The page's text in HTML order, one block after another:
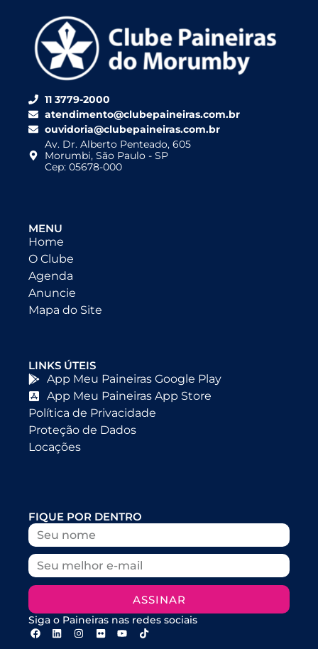
11 3779-2000
atendimento@clubepaineiras.com.br
ouvidoria@clubepaineiras.com.br
Av. Dr. Alberto Penteado, 605
Morumbi, São Paulo - SP
Cep: 05678-000
MENU
Home
O Clube
Agenda
Anuncie
Mapa do Site
LINKS ÚTEIS
App Meu Paineiras Google Play
App Meu Paineiras App Store
Política de Privacidade
Proteção de Dados
Locações
FIQUE POR DENTRO
ASSINAR
Siga o Paineiras nas redes sociais